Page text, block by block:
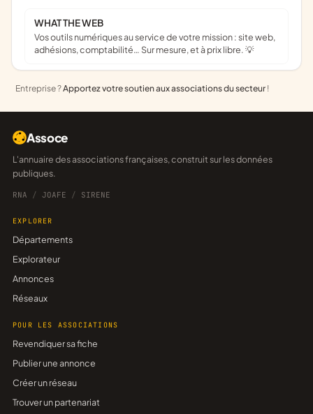
WHAT THE WEB
Vos outils numériques au service de votre mission : site web,
adhésions, comptabilité… Sur mesure, et à prix libre. 💡
Entreprise ?Apportez votre soutien aux associations du secteur !
Assoce
L'annuaire des associations françaises, construit sur les données
publiques.
RNA / JOAFE / SIRENE
EXPLORER
Départements
Explorateur
Annonces
Réseaux
POUR LES ASSOCIATIONS
Revendiquer sa fiche
Publier une annonce
Créer un réseau
Trouver un partenariat